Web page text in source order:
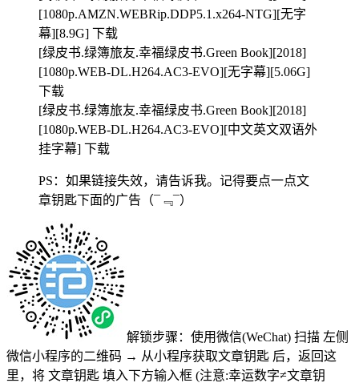
[1080p.AMZN.WEBRip.DDP5.1.x264-NTG][无字
幕][8.9G] 下载
[绿皮书.绿簿旅友.幸福绿皮书.Green Book][2018]
[1080p.WEB-DL.H264.AC3-EVO][无字幕][5.06G]
下载
[绿皮书.绿簿旅友.幸福绿皮书.Green Book][2018]
[1080p.WEB-DL.H264.AC3-EVO][中文英文双语外
挂字幕] 下载
PS：如果链接失效，请告诉我。记得要点一点文
章钥匙下面的广告 （¯﹃¯）
解锁步骤：使用微信(WeChat) 扫描 左侧
微信小程序的二维码 → 从小程序获取文章钥匙 后，返回这
里，将 文章钥匙 填入下方输入框 (注意:幸运数字≠文章钥